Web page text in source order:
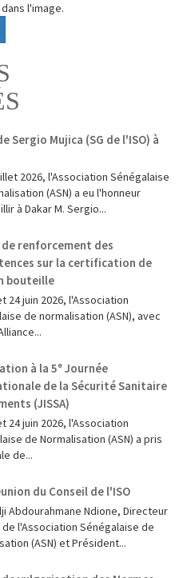
l'image.
Sergio Mujica (SG de l'ISO) à
2026, l'Association Sénégalaise
(ASN) a eu l'honneur
à Dakar M. Sergio...
renforcement des
sur la certification de
bouteille
24 juin 2026, l'Association
de normalisation (ASN), avec
à la 5ᵉ Journée
de la Sécurité Sanitaire
(JISSA)
24 juin 2026, l'Association
de Normalisation (ASN) a pris
de...
du Conseil de l'ISO
Abdourahmane Ndione, Directeur
l'Association Sénégalaise de
(ASN) et Président...